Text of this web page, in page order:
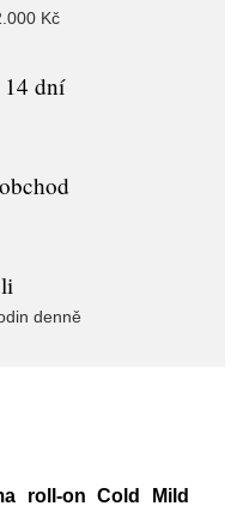
Kč
dní
denně
roll-on Cold Mild